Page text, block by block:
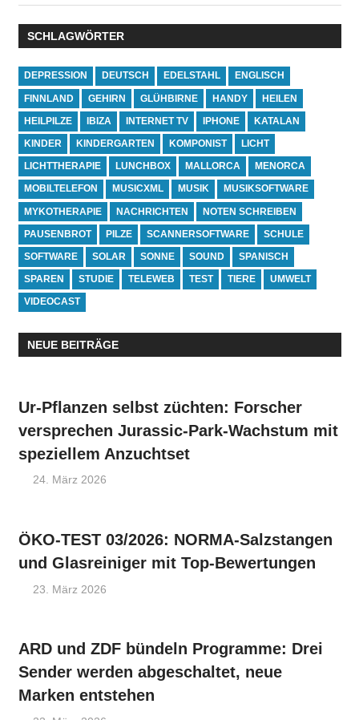
SCHLAGWÖRTER
DEPRESSION DEUTSCH EDELSTAHL ENGLISCH
FINNLAND GEHIRN GLÜHBIRNE HANDY HEILEN
HEILPILZE IBIZA INTERNET TV IPHONE KATALAN
KINDER KINDERGARTEN KOMPONIST LICHT
LICHTTHERAPIE LUNCHBOX MALLORCA MENORCA
MOBILTELEFON MUSICXML MUSIK MUSIKSOFTWARE
MYKOTHERAPIE NACHRICHTEN NOTEN SCHREIBEN
PAUSENBROT PILZE SCANNERSOFTWARE SCHULE
SOFTWARE SOLAR SONNE SOUND SPANISCH
SPAREN STUDIE TELEWEB TEST TIERE UMWELT
VIDEOCAST
NEUE BEITRÄGE
Ur-Pflanzen selbst züchten: Forscher
versprechen Jurassic-Park-Wachstum mit
speziellem Anzuchtset
24. März 2026
ÖKO-TEST 03/2026: NORMA-Salzstangen
und Glasreiniger mit Top-Bewertungen
23. März 2026
ARD und ZDF bündeln Programme: Drei
Sender werden abgeschaltet, neue
Marken entstehen